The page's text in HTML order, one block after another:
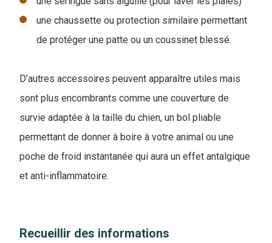
une chaussette ou protection similaire permettant
de protéger une patte ou un coussinet blessé.
D’autres accessoires peuvent apparaître utiles mais
sont plus encombrants comme une couverture de
survie adaptée à la taille du chien, un bol pliable
permettant de donner à boire à votre animal ou une
poche de froid instantanée qui aura un effet antalgique
et anti-inflammatoire.
Recueillir des informations